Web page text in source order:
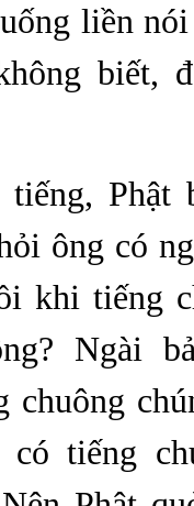
liền
biết,
Phật
ông có
khi tiếng
Ngài
có tiếng